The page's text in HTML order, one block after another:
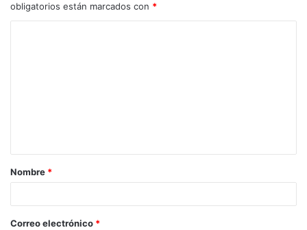
obligatorios están marcados con *
a
r
Nombre *
Correo electrónico *